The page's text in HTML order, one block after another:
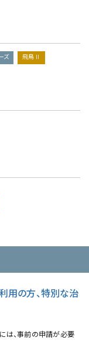
ズ 飛鳥Ⅱ
用の方、特別な治
は、事前の申請が必要